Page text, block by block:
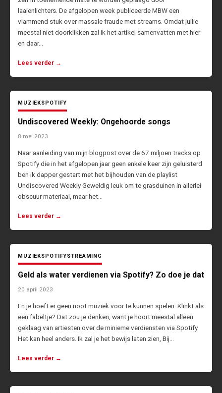
laaienlichters. De afgelopen week publiceerde MBW een
vlammend stuk over massale fraude met streams. Omdat jullie
meestal niet doorklikken zal ik het artikel samenvatten met hier
en daar…
Lees verder →
MUZIEKSPOTIFY
Undiscovered Weekly: Ongehoorde songs
8 mei 2023
Naar aanleiding van mijn blogpost over de 67 miljoen tracks op
Spotify die in het afgelopen jaar geen enkele keer zijn geluisterd
ben ik dapper gestart met het bijhouden van de playlist
Undiscovered Weekly Geweldig leuk om te grasduinen in allerlei
obscuur materiaal, maar het…
Lees verder →
MUZIEKSPOTIFYSTREAMING
Geld als water verdienen via Spotify? Zo doe je dat
20 april 2023
En je hoeft er geen noot muziek voor te kunnen spelen. Klinkt als
een fabeltje? Dat zou je denken, want je hoort meestal alleen
geklaag van artiesten over de minieme verdiensten via Spotify.
Het kan heel anders. Ik zal je het bewijs laten zien, Bij…
Lees verder →